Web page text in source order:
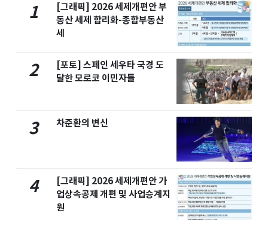
1
[그래픽] 2026 세제개편안 부
동산 세제 합리화-종합부동산
세
2
[포토] 스페인 세우타 국경 도
달한 모로코 이민자들
3 차준환의 변신
4
[그래픽] 2026 세제개편안 가
업상속공제 개편 및 사업승계지
원